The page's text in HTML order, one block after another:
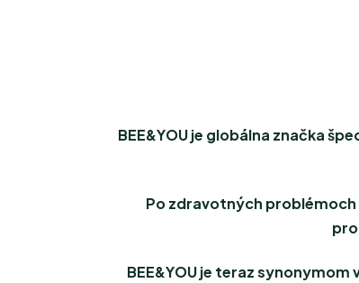
BEE&YOU je globálna značka
Po zdravotných
BEE&YOU je teraz